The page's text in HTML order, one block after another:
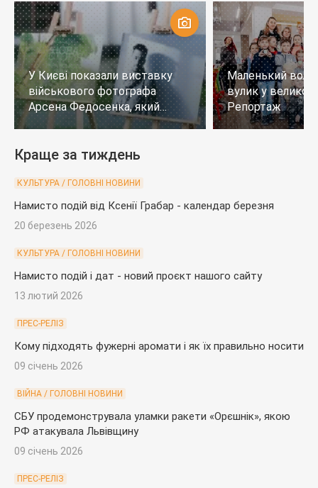
У Києві показали виставку
військового фотографа
Арсена Федосенка, який
загинув на війні
Маленький
вулик у
Репортаж
Краще за тиждень
КУЛЬТУРА / ГОЛОВНІ НОВИНИ
Намисто подій від Ксенії Грабар - календар березня
20 березень 2026
КУЛЬТУРА / ГОЛОВНІ НОВИНИ
Намисто подій і дат - новий проєкт нашого сайту
13 лютий 2026
ПРЕС-РЕЛІЗ
Кому підходять фужерні аромати і як їх правильно носити
09 січень 2026
ВІЙНА / ГОЛОВНІ НОВИНИ
СБУ продемонструвала уламки ракети «Орєшнік», якою
РФ атакувала Львівщину
09 січень 2026
ПРЕС-РЕЛІЗ